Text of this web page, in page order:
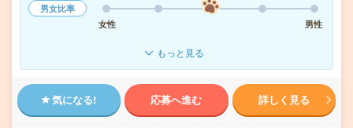
男女比率
女性
男性
もっと見る
気になる! 応募へ進む 詳しく見る